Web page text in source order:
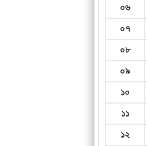
০৬
০৭
০৮
০৯
১০
১১
১২